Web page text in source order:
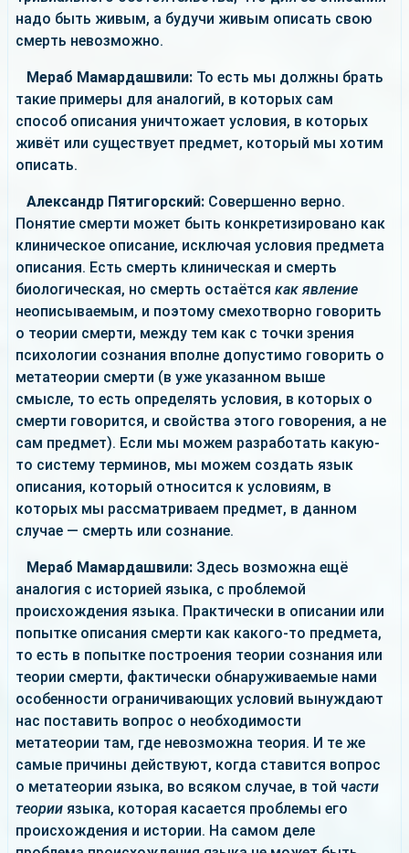
надо быть живым, а будучи живым описать свою
смерть невозможно.
Мераб Мамардашвили: То есть мы должны брать
такие примеры для аналогий, в которых сам
способ описания уничтожает условия, в которых
живёт или существует предмет, который мы хотим
описать.
Александр Пятигорский: Совершенно верно.
Понятие смерти может быть конкретизировано как
клиническое описание, исключая условия предмета
описания. Есть смерть клиническая и смерть
биологическая, но смерть остаётся как явление
неописываемым, и поэтому смехотворно говорить
о теории смерти, между тем как с точки зрения
психологии сознания вполне допустимо говорить о
метатеории смерти (в уже указанном выше
смысле, то есть определять условия, в которых о
смерти говорится, и свойства этого говорения, а не
сам предмет). Если мы можем разработать какую-
то систему терминов, мы можем создать язык
описания, который относится к условиям, в
которых мы рассматриваем предмет, в данном
случае — смерть или сознание.
Мераб Мамардашвили: Здесь возможна ещё
аналогия с историей языка, с проблемой
происхождения языка. Практически в описании или
попытке описания смерти как какого-то предмета,
то есть в попытке построения теории сознания или
теории смерти, фактически обнаруживаемые нами
особенности ограничивающих условий вынуждают
нас поставить вопрос о необходимости
метатеории там, где невозможна теория. И те же
самые причины действуют, когда ставится вопрос
о метатеории языка, во всяком случае, в той части
теории языка, которая касается проблемы его
происхождения и истории. На самом деле